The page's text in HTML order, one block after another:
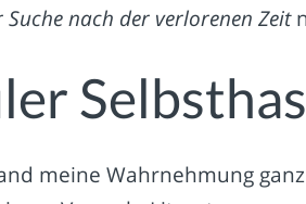
Suche nach der verlorenen Zeit
meine Wahrnehmung